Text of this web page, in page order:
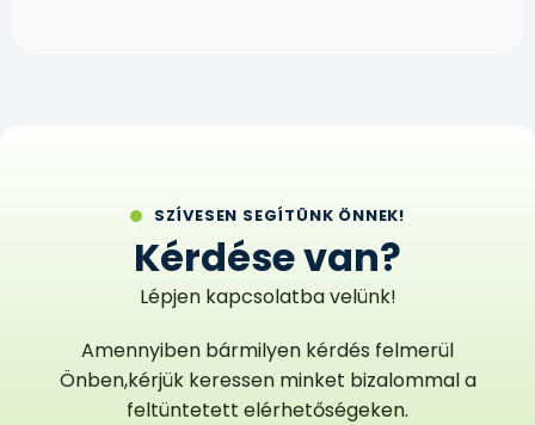
SZÍVESEN SEGÍTÜNK ÖNNEK!
Kérdése van?
Lépjen kapcsolatba velünk!
Amennyiben bármilyen kérdés felmerül
Önben,kérjük keressen minket bizalommal a
feltüntetett elérhetőségeken.